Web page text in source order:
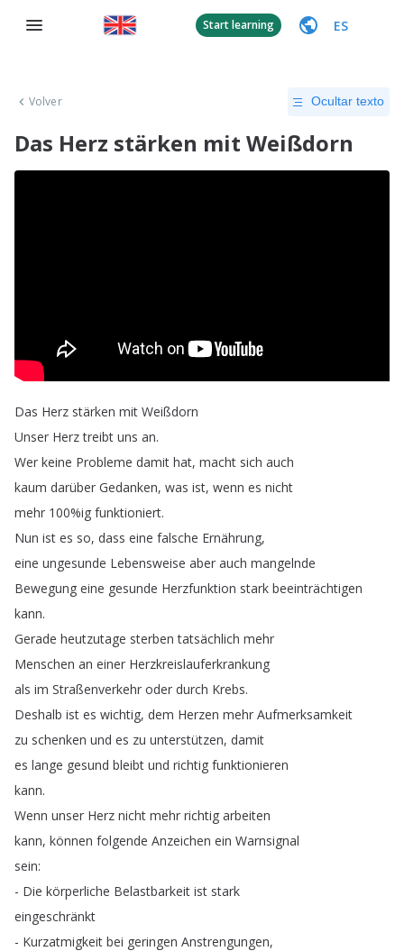
Start learning ES
Volver Ocultar texto
Das Herz stärken mit Weißdorn
Das Herz stärken mit Weißdorn
Unser Herz treibt uns an.
Wer keine Probleme damit hat, macht sich auch
kaum darüber Gedanken, was ist, wenn es nicht
mehr 100%ig funktioniert.
Nun ist es so, dass eine falsche Ernährung,
eine ungesunde Lebensweise aber auch mangelnde
Bewegung eine gesunde Herzfunktion stark beeinträchtigen
kann.
Gerade heutzutage sterben tatsächlich mehr
Menschen an einer Herzkreislauferkrankung
als im Straßenverkehr oder durch Krebs.
Deshalb ist es wichtig, dem Herzen mehr Aufmerksamkeit
zu schenken und es zu unterstützen, damit
es lange gesund bleibt und richtig funktionieren
kann.
Wenn unser Herz nicht mehr richtig arbeiten
kann, können folgende Anzeichen ein Warnsignal
sein:
- Die körperliche Belastbarkeit ist stark
eingeschränkt
- Kurzatmigkeit bei geringen Anstrengungen,